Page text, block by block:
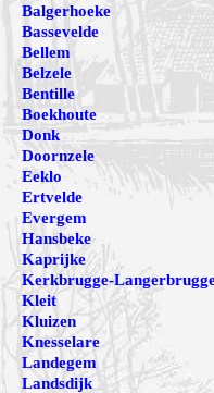
Balgerhoeke
Bassevelde
Bellem
Belzele
Bentille
Boekhoute
Donk
Doornzele
Eeklo
Ertvelde
Evergem
Hansbeke
Kaprijke
Kerkbrugge-
Kleit
Kluizen
Knesselare
Landegem
Landsdijk